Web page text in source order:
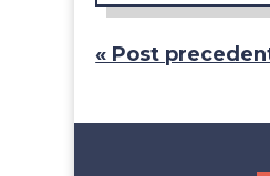
« Post